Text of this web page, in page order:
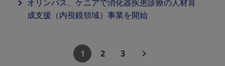
オリンパス、ケニアで消化器疾患診療の人材育
成支援（内視鏡領域）事業を開始
1 2 3